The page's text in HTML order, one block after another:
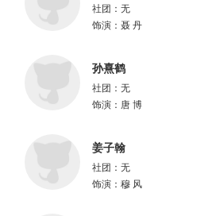
社团： 无
饰演： 聂 丹
孙熹鹤
社团： 无
饰演： 唐 博
姜子翰
社团： 无
饰演： 穆 风